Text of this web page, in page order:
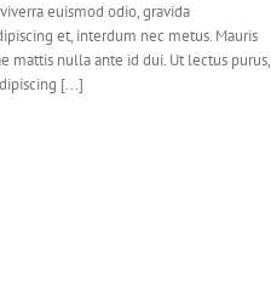
euismod odio, gravida
et, interdum nec metus. Mauris
mattis nulla ante id dui. Ut lectus purus,
[...]